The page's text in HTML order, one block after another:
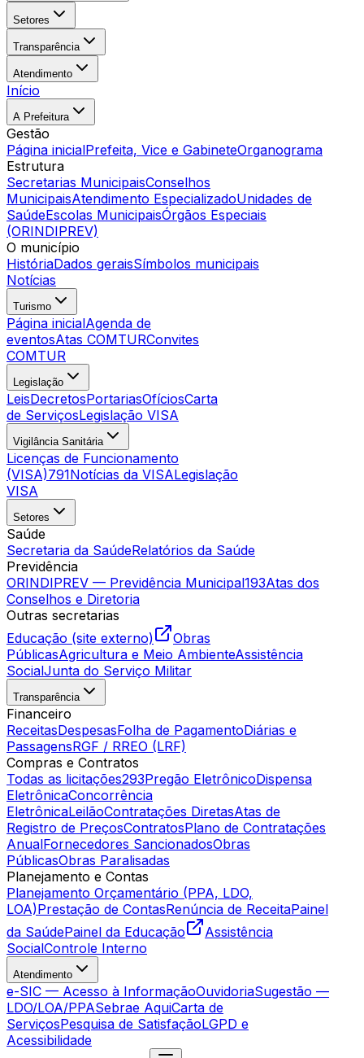
Setores
Transparência
Atendimento
Início
A Prefeitura
Gestão
Página inicialPrefeita, Vice e GabineteOrganograma
Estrutura
Secretarias MunicipaisConselhos
MunicipaisAtendimento EspecializadoUnidades de
SaúdeEscolas MunicipaisÓrgãos Especiais
(ORINDIPREV)
O município
HistóriaDados geraisSímbolos municipais
Notícias
Turismo
Página inicialAgenda de
eventosAtas COMTURConvites
COMTUR
Legislação
LeisDecretosPortariasOfíciosCarta
de ServiçosLegislação VISA
Vigilância Sanitária
Licenças de Funcionamento
(VISA)791Notícias da VISALegislação
VISA
Setores
Saúde
Secretaria da SaúdeRelatórios da Saúde
Previdência
ORINDIPREV — Previdência Municipal193Atas dos
Conselhos e Diretoria
Outras secretarias
Educação (site externo)
Obras
PúblicasAgricultura e Meio AmbienteAssistência
SocialJunta do Serviço Militar
Transparência
Financeiro
ReceitasDespesasFolha de PagamentoDiárias e
PassagensRGF / RREO (LRF)
Compras e Contratos
Todas as licitações293Pregão EletrônicoDispensa
EletrônicaConcorrência
EletrônicaLeilãoContratações DiretasAtas de
Registro de PreçosContratosPlano de Contratações
AnualFornecedores SancionadosObras
PúblicasObras Paralisadas
Planejamento e Contas
Planejamento Orçamentário (PPA, LDO,
LOA)Prestação de ContasRenúncia de ReceitaPainel
da SaúdePainel da Educação
Assistência
SocialControle Interno
Atendimento
e-SIC — Acesso à InformaçãoOuvidoriaSugestão —
LDO/LOA/PPASebrae AquiCarta de
ServiçosPesquisa de SatisfaçãoLGPD e
Acessibilidade